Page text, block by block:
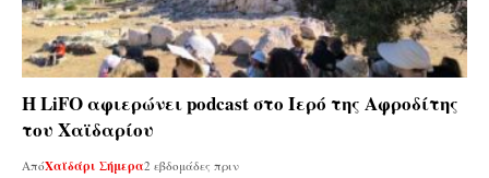
Η LiFO αφιερώνει podcast στο Ιερό της Αφροδίτης
του Χαϊδαρίου
ΑπόΧαϊδάρι Σήμερα2 εβδομάδες πριν